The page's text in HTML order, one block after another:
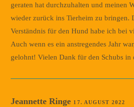
geraten hat durchzuhalten und meinen
wieder zurück ins Tierheim zu bringen.
Verständnis für den Hund habe ich bei
Auch wenn es ein anstregendes Jahr
gelohnt! Vielen Dank für den Schubs
Jeannette Ringe 17. AUGUST 2022